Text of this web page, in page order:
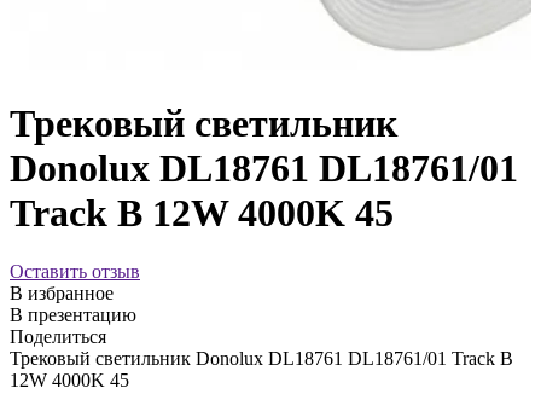
Трековый светильник
Donolux DL18761 DL18761/01
Track B 12W 4000K 45
Оставить отзыв
В избранное
В презентацию
Поделиться
Трековый светильник Donolux DL18761 DL18761/01 Track B
12W 4000K 45